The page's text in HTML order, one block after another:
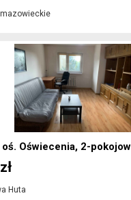
oś. Oświecenia, 2-
Huta